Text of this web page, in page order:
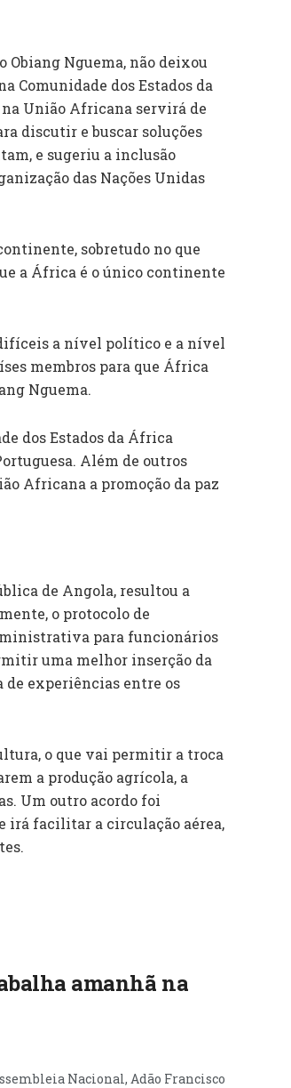
Obiang Nguema, não deixou
Comunidade dos Estados da
União Africana servirá de
discutir e buscar soluções
e sugeriu a inclusão
das Nações Unidas
sobretudo no que
a África é o único continente
a nível político e a nível
membros para que África
Nguema.
dos Estados da África
Além de outros
Africana a promoção da paz
de Angola, resultou a
o protocolo de
para funcionários
uma melhor inserção da
de experiências entre os
o que vai permitir a troca
a produção agrícola, a
Um outro acordo foi
irá facilitar a circulação aérea,
amanhã na
Nacional, Adão Francisco